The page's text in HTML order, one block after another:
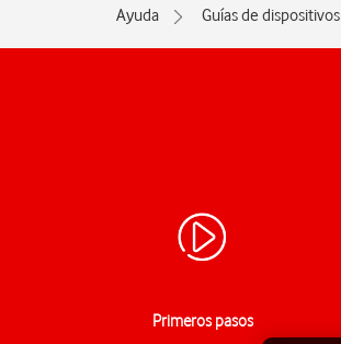
Ayuda Guías de dispositivos
Primeros pasos